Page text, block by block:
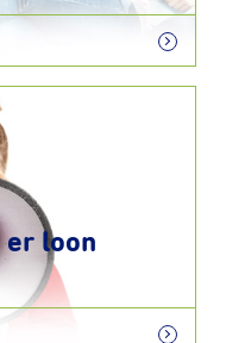
er loon